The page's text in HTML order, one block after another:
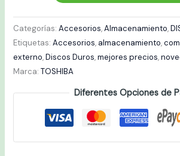
Categorías:Accesorios,Almacenamiento,
Etiquetas:Accesorios, almacenamiento,
externo,Discos Duros,mejores precios,
Marca:TOSHIBA
Diferentes Opciones de